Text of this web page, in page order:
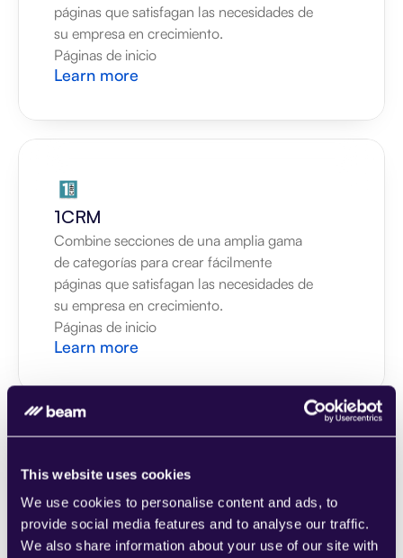
This website uses cookies
We use cookies to personalise content and ads, to
provide social media features and to analyse our traffic.
We also share information about your use of our site with
páginas que satisfagan las necesidades de
su empresa en crecimiento.
Páginas de inicio
Learn more
1CRM
Combine secciones de una amplia gama
de categorías para crear fácilmente
páginas que satisfagan las necesidades de
su empresa en crecimiento.
Páginas de inicio
Learn more
Combine secciones de una amplia gama
de categorías para crear fácilmente